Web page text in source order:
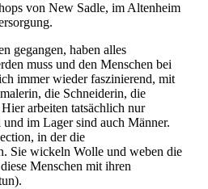
von New Sadle, im Altenheim
gegangen, haben alles
muss und den Menschen bei
immer wieder faszinierend, mit
die Schneiderin, die
arbeiten tatsächlich nur
im Lager sind auch Männer.
in der die
Sie wickeln Wolle und weben die
Menschen mit ihren